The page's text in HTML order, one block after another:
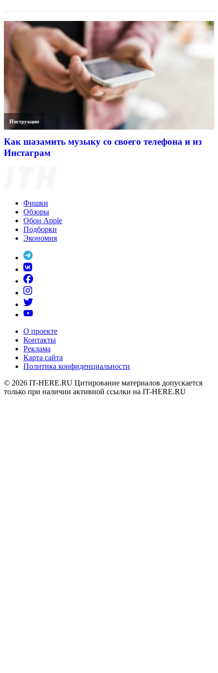
Инструкции
Как шазамить музыку со своего телефона и из
Инстаграм
Фишки
Обзоры
Обои Apple
Подборки
Экономия
О проекте
Контакты
Реклама
Карта сайта
Политика конфиденциальности
© 2026 IT-HERE.RU Цитирование материалов допускается
только при наличии активной ссылки на IT-HERE.RU